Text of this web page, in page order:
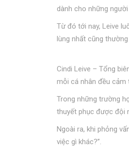
dành cho những
Từ đó tới nay, Leive
lùng nhất cũng
Cindi Leive – Tổng
mỗi cá nhân đều
Trong những trường
thuyết phục được đội
Ngoài ra, khi phỏng
việc gì khác?”.